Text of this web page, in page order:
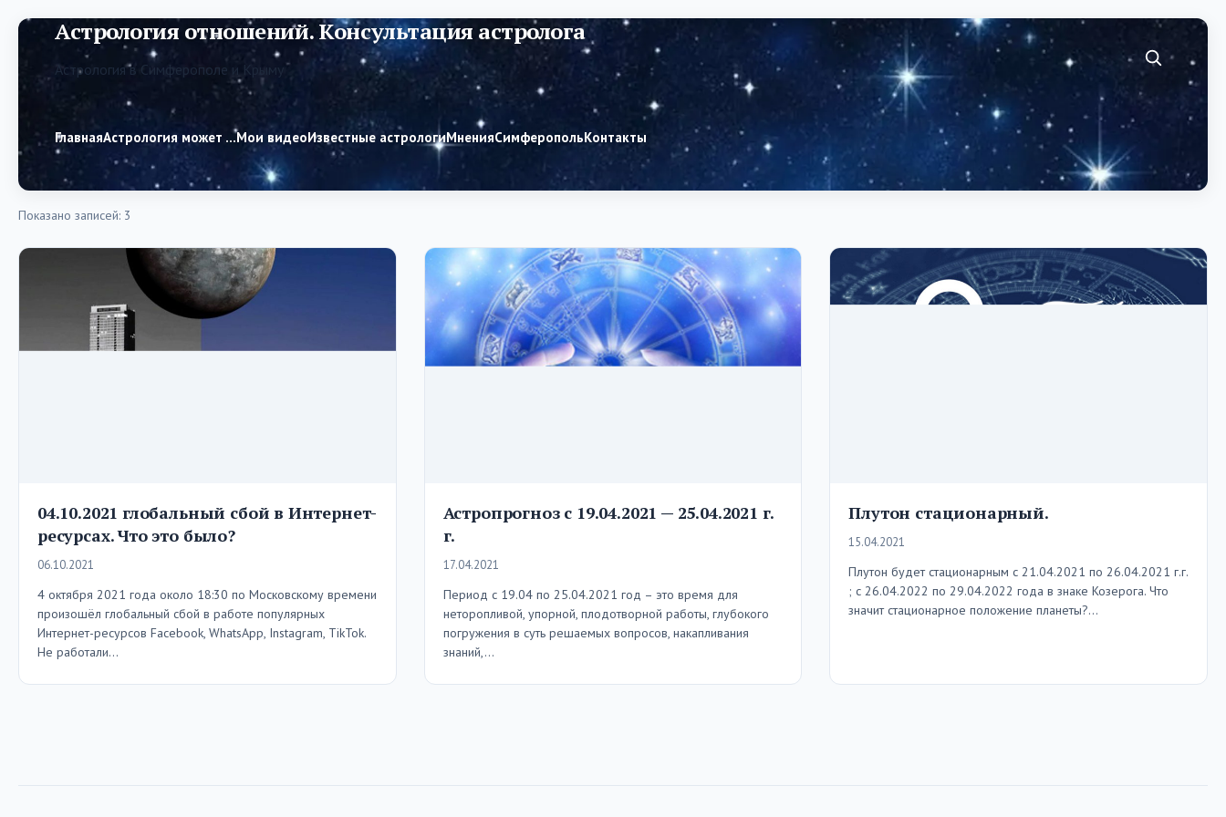
Астрология отношений. Консультация астролога
Астрология в Симферополе и Крыму
ГлавнаяАстрология может …Мои видеоИзвестные астрологиМненияСимферопольКонтакты
Показано записей: 3
04.10.2021 глобальный сбой в Интернет-
ресурсах. Что это было?
06.10.2021
4 октября 2021 года около 18:30 по Московскому времени
произошёл глобальный сбой в работе популярных
Интернет-ресурсов Facebook, WhatsApp, Instagram, TikTok.
Не работали…
Астропрогноз с 19.04.2021 — 25.04.2021 г.
г.
17.04.2021
Период с 19.04 по 25.04.2021 год – это время для
неторопливой, упорной, плодотворной работы, глубокого
погружения в суть решаемых вопросов, накапливания
знаний,…
Плутон стационарный.
15.04.2021
Плутон будет стационарным с 21.04.2021 по 26.04.2021 г.г.
; с 26.04.2022 по 29.04.2022 года в знаке Козерога. Что
значит стационарное положение планеты?…